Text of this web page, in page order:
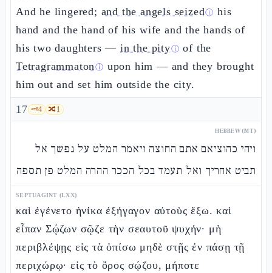
And he lingered; and the angels seizedⓘ his
hand and the hand of his wife and the hands of
his two daughters —in the pityⓘ of the
Tetragrammatonⓘ upon him — and they brought
him out and set him outside the city.
17 🗝️4 🔀1
HEBREW (MT)
ויהי כהוציאם אתם החוצה ויאמר המלט על נפשך אל
תביט אחריך ואל תעמד בכל הככר ההרה המלט פן תספה
SEPTUAGINT (LXX)
καὶ ἐγένετο ἡνίκα ἐξήγαγον αὐτοὺς ἔξω. καὶ
εἶπαν Σῴζων σῷζε τὴν σεαυτοῦ ψυχήν· μὴ
περιβλέψῃς εἰς τὰ ὀπίσω μηδὲ στῇς ἐν πάσῃ τῇ
περιχώρῳ· εἰς τὸ ὄρος σῴζου, μήποτε